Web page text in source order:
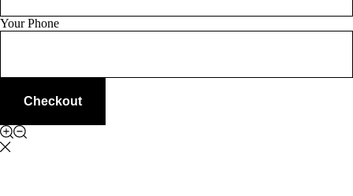
Your Phone
Checkout